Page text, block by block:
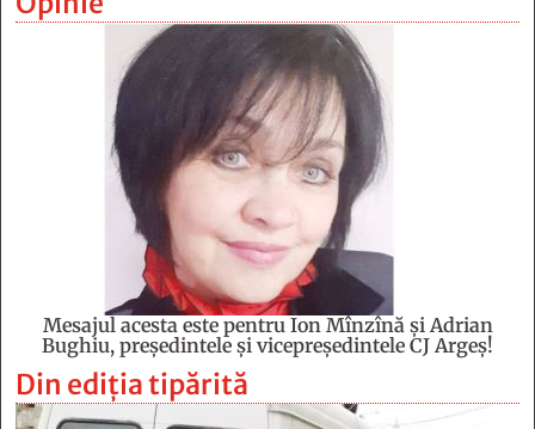
Mesajul acesta este pentru Ion Mînzînă şi Adrian
Bughiu, preşedintele şi vicepreşedintele CJ Argeş!
Din ediția tipărită